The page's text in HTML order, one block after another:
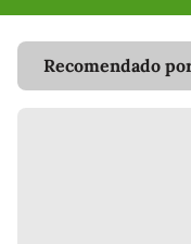
Recomendado